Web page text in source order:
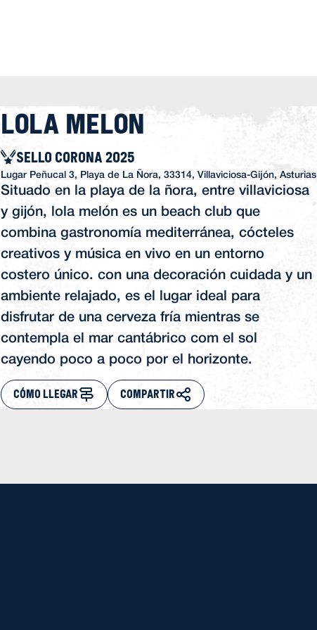
Lola Melon
SELLO CORONA 2025
Lugar Peñucal 3, Playa de La Ñora, 33314, Villaviciosa-Gijón, Asturias
Situado en la playa de la ñora, entre villaviciosa
y gijón, lola melón es un beach club que
combina gastronomía mediterránea, cócteles
creativos y música en vivo en un entorno
costero único. con una decoración cuidada y un
ambiente relajado, es el lugar ideal para
disfrutar de una cerveza fría mientras se
contempla el mar cantábrico com el sol
cayendo poco a poco por el horizonte.
CÓMO LLEGAR COMPARTIR